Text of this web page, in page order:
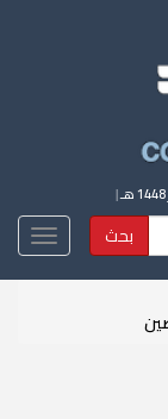
|
بحث